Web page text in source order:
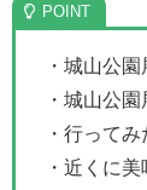
・城山公
・城山公
・行って
・近くに